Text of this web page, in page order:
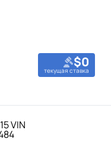
$0
текущая ставка